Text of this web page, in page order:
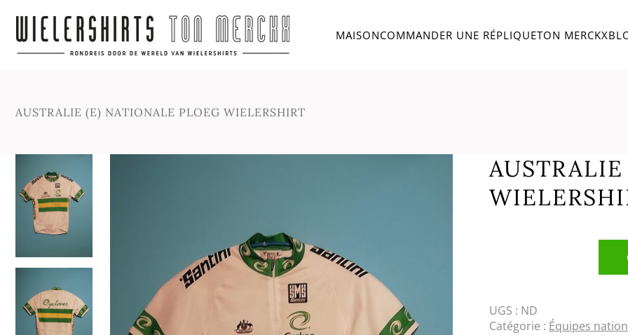
MAISONCOMMANDER UNE RÉPLIQUETON MERCKX
AUSTRALIE (E) NATIONALE PLOEG WIELERSHIRT
UGS : ND
Catégorie : Équipes